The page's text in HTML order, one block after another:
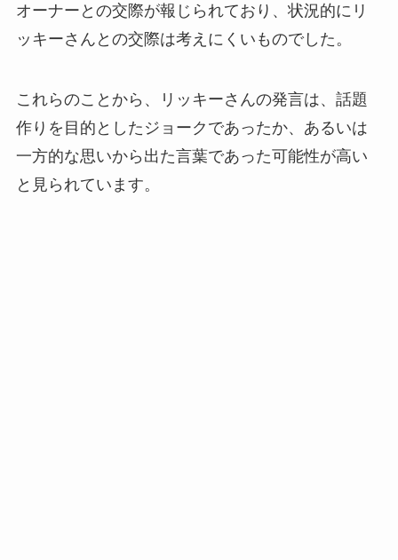
オーナーとの交際が報じられており、状況的にリ
ッキーさんとの交際は考えにくいものでした。
これらのことから、リッキーさんの発言は、話題
作りを目的としたジョークであったか、あるいは
一方的な思いから出た言葉であった可能性が高い
と見られています。